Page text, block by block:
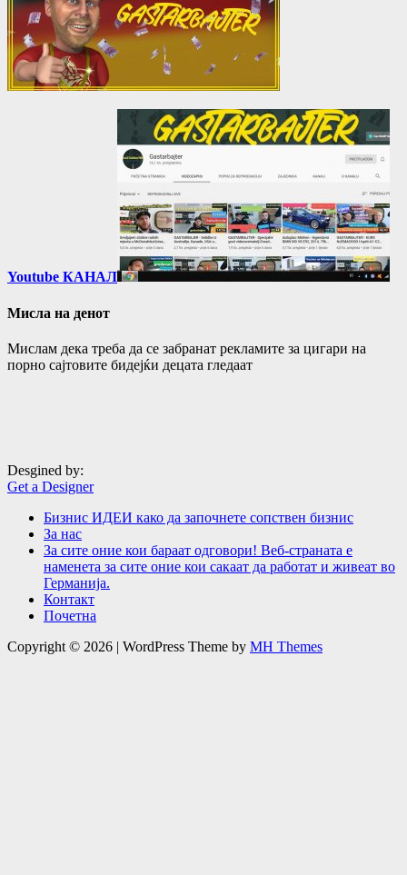
Youtube КАНАЛ
Мисла на денот
Мислам дека треба да се забранат рекламите за цигари на
порно сајтовите бидејќи децата гледаат
Desgined by:
Get a Designer
Бизнис ИДЕИ како да започнете сопствен бизнис
За нас
За сите оние кои бараат одговори! Веб-страната е
наменета за сите оние кои сакаат да работат и живеат во
Германија.
Контакт
Почетна
Copyright © 2026 | WordPress Theme by MH Themes